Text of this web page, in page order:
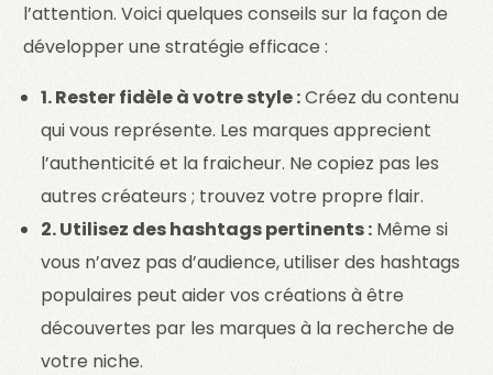
l’attention. Voici quelques conseils sur la façon de
développer une stratégie efficace :
1. Rester fidèle à votre style :Créez du contenu
qui vous représente. Les marques apprecient
l’authenticité et la fraicheur. Ne copiez pas les
autres créateurs ; trouvez votre propre flair.
2. Utilisez des hashtags pertinents : Même si
vous n’avez pas d’audience, utiliser des hashtags
populaires peut aider vos créations à être
découvertes par les marques à la recherche de
votre niche.